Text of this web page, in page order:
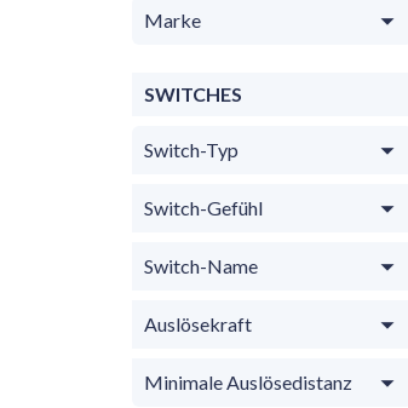
Marke
SWITCHES
Switch-Typ
Switch-Gefühl
Switch-Name
Auslösekraft
Minimale Auslösedistanz